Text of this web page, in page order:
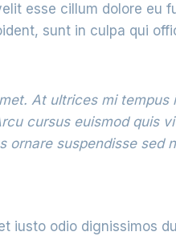
esse cillum dolore eu
sunt in culpa qui
At ultrices mi
cursus euismod quis
ornare suspendisse sed
iusto odio dignissimos